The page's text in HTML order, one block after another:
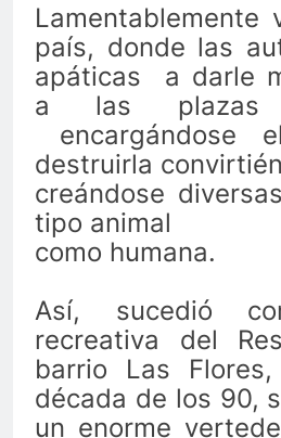
Lamentablemente
país, donde las
apáticas
a darle
a las plazas
encargándose
destruirla
creándose
tipo animal
como humana.
Así, sucedió
recreativa del
barrio Las
década de los 90,
un enorme